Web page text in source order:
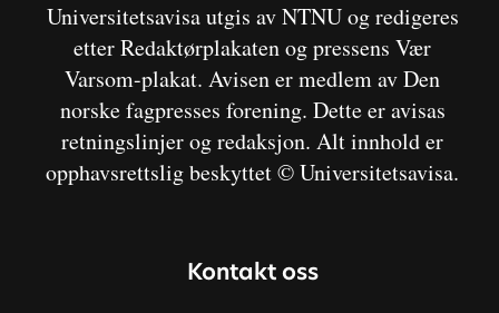
Universitetsavisa utgis av NTNU og redigeres
etter Redaktørplakaten og pressens Vær
Varsom-plakat. Avisen er medlem av Den
norske fagpresses forening. Dette er avisas
retningslinjer og redaksjon. Alt innhold er
opphavsrettslig beskyttet © Universitetsavisa.
Kontakt oss